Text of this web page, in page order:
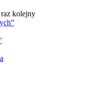
kolejny